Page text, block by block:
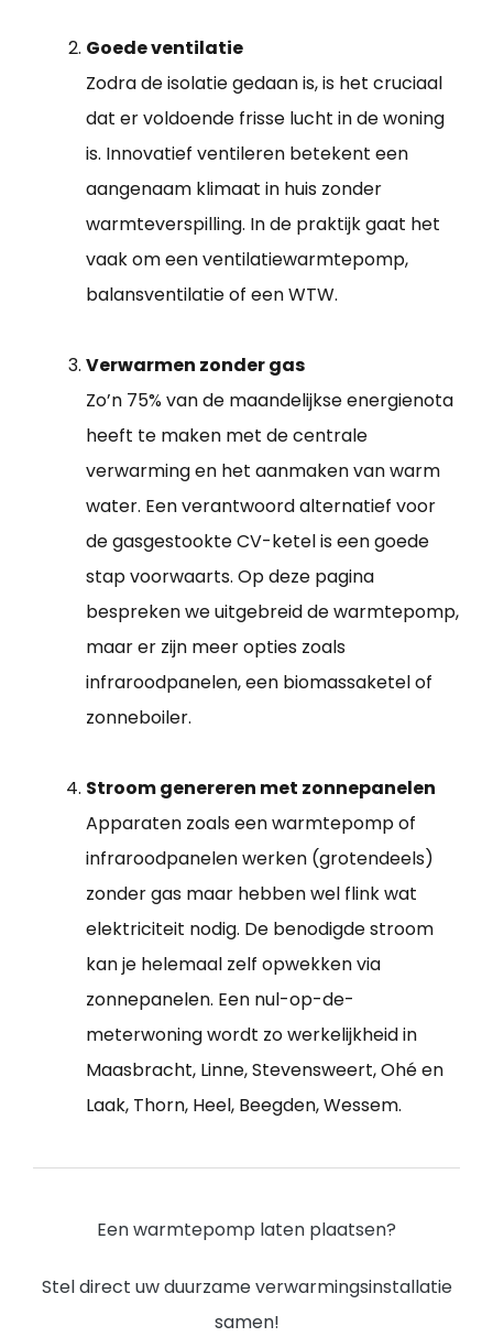
Goede ventilatie
Zodra de isolatie gedaan is, is het cruciaal
dat er voldoende frisse lucht in de woning
is. Innovatief ventileren betekent een
aangenaam klimaat in huis zonder
warmteverspilling. In de praktijk gaat het
vaak om een ventilatiewarmtepomp,
balansventilatie of een WTW.
Verwarmen zonder gas
Zo’n 75% van de maandelijkse energienota
heeft te maken met de centrale
verwarming en het aanmaken van warm
water. Een verantwoord alternatief voor
de gasgestookte CV-ketel is een goede
stap voorwaarts. Op deze pagina
bespreken we uitgebreid de warmtepomp,
maar er zijn meer opties zoals
infraroodpanelen, een biomassaketel of
zonneboiler.
Stroom genereren met zonnepanelen
Apparaten zoals een warmtepomp of
infraroodpanelen werken (grotendeels)
zonder gas maar hebben wel flink wat
elektriciteit nodig. De benodigde stroom
kan je helemaal zelf opwekken via
zonnepanelen. Een nul-op-de-
meterwoning wordt zo werkelijkheid in
Maasbracht, Linne, Stevensweert, Ohé en
Laak, Thorn, Heel, Beegden, Wessem.
Een warmtepomp laten plaatsen?
Stel direct uw duurzame verwarmingsinstallatie
samen!